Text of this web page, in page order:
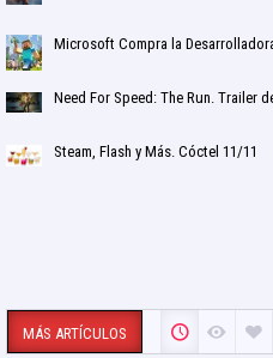
Microsoft Compra la
Need For Speed: The Run. Trailer
Steam, Flash y Más. Cóctel 11/11
MÁS ARTÍCULOS